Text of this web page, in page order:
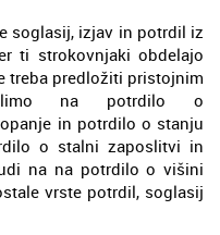
soglasij, izjav in potrdil iz
ti strokovnjaki obdelajo
treba predložiti pristojnim
na potrdilo o
in potrdilo o stanju
o stalni zaposlitvi in
na na potrdilo o višini
vrste potrdil, soglasij